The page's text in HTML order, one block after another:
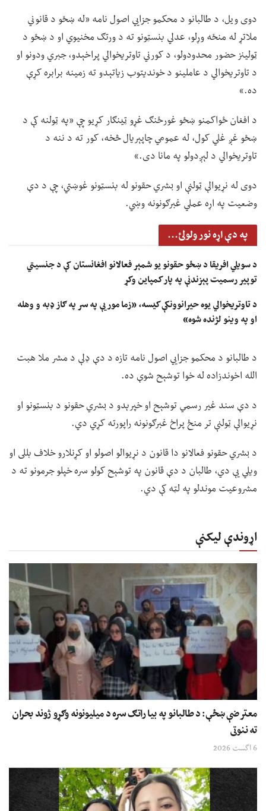
دوی ویل، د طالبانو د محکمو جزايي اصول نامه «له ښځو د قانوني
ملاتړ له منځه وړلو، عدلي بنسټونو ته د ورتګ مخنیوي او د ښځو د
ټولینز حضور محدودولو، د کورني تاوتریخوالي پراخېدو، جبري ودونو او
د تاوتریخوالي د عاملینو د خوندیتوب زیاتېدو ته زمینه برابره کړې
ده.»
د افغان ځواکمنو ښځو غورځنګ غړو ټینګار کړیو چې «په ټولنه کې د
ښځو غږ غلي کول، له عمومي چاپېریال څخه، کور ته د ننه د
تاوتریخوالي د لېږدولو په مانا دی.»
دوی له نړیوالې ټولنې او بشري حقونو له بنسټونو غوښتي، چې د دې
وضعیت په اړه عملي غبرګونونه وښي.
په دې اړه نور ولولئ...
د سویلي افریقا د ښځو حقونو یو شمېر فعالانو افغانستان کې د جنسیتي
توپیر رسمیت پېزندنې په پار کمپاین وکړ
د تاوتریخوالي یوه حیرانوونکې کیسه، «زما مور یې په سر په ګاز ډبه و وهله
او په وینو لژنده شوه»
د طالبانو د محکمو جزايي اصول نامه تازه د دې ډلې د مشر ملا هبت
الله اخوندزاده له خوا توشېح شوې ده.
د دې سند غیر رسمي توشېح او خپرېدو د بشري حقونو د بنسټونو او
نړیوالې ټولنې تر منځ پراخ غبرګونونه راپورته کړي دي.
د بشري حقونو فعالانو دا قانون د نړیوالو اصولو او کړنلارو خلاف بللی او
ویلي یې دي، طالبان د دې قانون په توشېح کولو سره خپلو جرمونو ته د
مشروعیت موندلو په لټه کې دي.
اړوندې لیکنې
معترضې ښځې: د طالبانو په بیا راتګ سره د میلیونونه وګړو ژوند بحران
ته ننوتی
6 اگست 2026